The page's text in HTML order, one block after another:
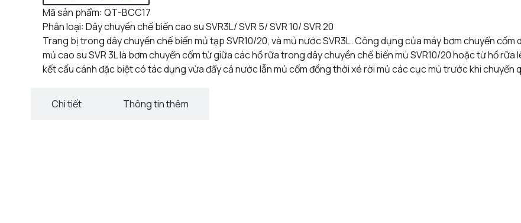
Mã sản phẩm: QT-BCC17
Phân loại: Dây chuyền chế biến cao su SVR3L/ SVR 5/ SVR 10/ SVR 20
Trang bị trong dây chuyền chế biến mủ tạp SVR10/20, và mủ nước SVR3L. Công dụng của máy bơm chuyển cốm
mủ cao su SVR 3L là bơm chuyển cốm từ giữa các hồ rữa trong dây chuyền chế biến mủ SVR10/20 hoặc từ hồ rữa
kết cấu cánh đặc biệt có tác dụng vừa đẩy cả nước lẫn mủ cốm đồng thời xé rời mủ các cục mủ trước khi chuyển
Chi tiết Thông tin thêm